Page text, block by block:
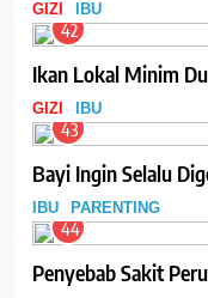
GIZI IBU
42
Ikan Lokal Minim
GIZI IBU
43
Bayi Ingin Selalu
IBU PARENTING
44
Penyebab Sakit